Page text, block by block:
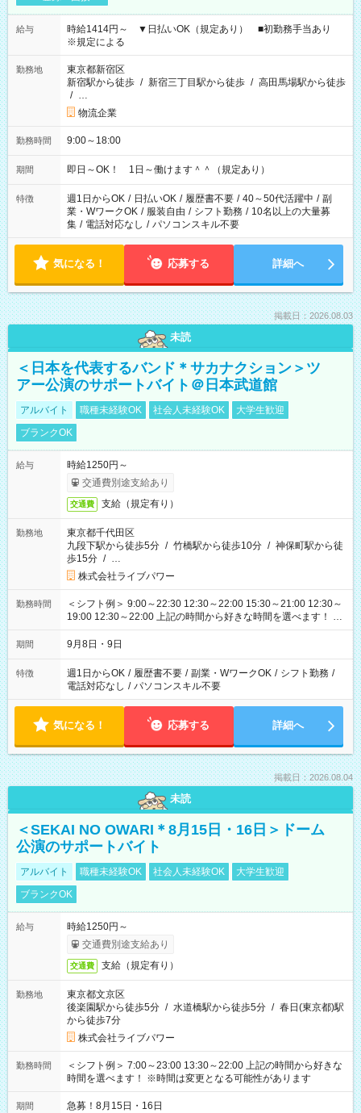
給与
時給1414円～ ▼日払いOK（規定あり） ■初勤務手当あり
※規定による
勤務地
東京都新宿区
新宿駅から徒歩 / 新宿三丁目駅から徒歩 / 高田馬場駅から徒歩
/ …
物流企業
勤務時間 9:00～18:00
期間 即日～OK！ 1日～働けます＾＾（規定あり）
特徴 週1日からOK / 日払いOK / 履歴書不要 / 40～50代活躍中 / 副
業・WワークOK / 服装自由 / シフト勤務 / 10名以上の大量募
集 / 電話対応なし / パソコンスキル不要
気になる！ 応募する 詳細へ
掲載日：2026.08.03
未読
＜日本を代表するバンド＊サカナクション＞ツ
アー公演のサポートバイト＠日本武道館
アルバイト 職種未経験OK 社会人未経験OK
大学生歓迎
ブランクOK
給与
時給1250円～
交通費別途支給あり
交通費 支給（規定有り）
勤務地
東京都千代田区
九段下駅から徒歩5分 / 竹橋駅から徒歩10分 / 神保町駅から徒
歩15分 / …
株式会社ライブパワー
勤務時間
＜シフト例＞ 9:00～22:30 12:30～22:00 15:30～21:00 12:30～
19:00 12:30～22:00 上記の時間から好きな時間を選べます！ ※
時間は変更となる可能性があります
期間 9月8日・9日
特徴 週1日からOK / 履歴書不要 / 副業・WワークOK / シフト勤務 /
電話対応なし / パソコンスキル不要
気になる！ 応募する 詳細へ
掲載日：2026.08.04
未読
＜SEKAI NO OWARI＊8月15日・16日＞ドーム
公演のサポートバイト
アルバイト 職種未経験OK 社会人未経験OK
大学生歓迎
ブランクOK
給与
時給1250円～
交通費別途支給あり
交通費 支給（規定有り）
勤務地
東京都文京区
後楽園駅から徒歩5分 / 水道橋駅から徒歩5分 / 春日(東京都)駅
から徒歩7分
株式会社ライブパワー
勤務時間
＜シフト例＞ 7:00～23:00 13:30～22:00 上記の時間から好きな
時間を選べます！ ※時間は変更となる可能性があります
期間 急募！8月15日・16日